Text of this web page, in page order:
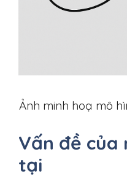
Ảnh minh hoạ mô
Vấn đề của
tại